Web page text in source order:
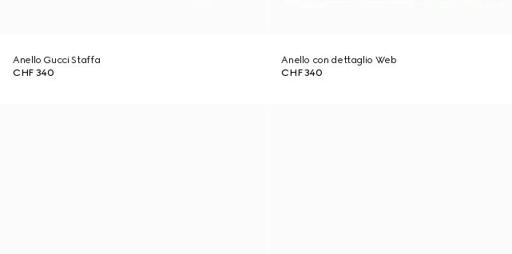
Anello Gucci Staffa
CHF 340
Anello con dettaglio Web
CHF 340